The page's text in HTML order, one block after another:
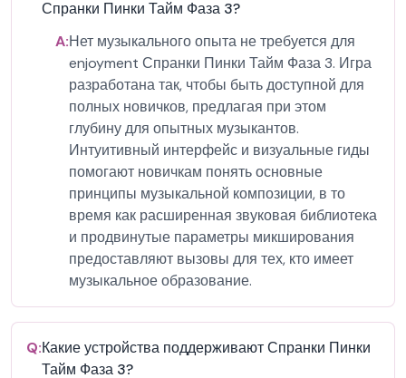
Спранки Пинки Тайм Фаза 3?
A:Нет музыкального опыта не требуется для
enjoyment Спранки Пинки Тайм Фаза 3. Игра
разработана так, чтобы быть доступной для
полных новичков, предлагая при этом
глубину для опытных музыкантов.
Интуитивный интерфейс и визуальные гиды
помогают новичкам понять основные
принципы музыкальной композиции, в то
время как расширенная звуковая библиотека
и продвинутые параметры микширования
предоставляют вызовы для тех, кто имеет
музыкальное образование.
Q:Какие устройства поддерживают Спранки Пинки
Тайм Фаза 3?